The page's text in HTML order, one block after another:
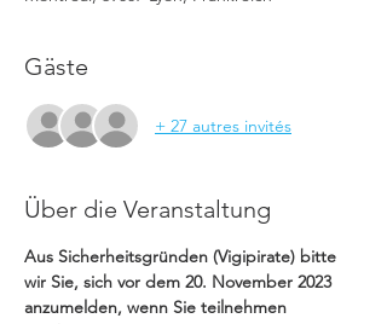
Gäste
+ 27 autres invités
Über die Veranstaltung
Aus Sicherheitsgründen (Vigipirate) bitte
wir Sie, sich vor dem 20. November 2023
anzumelden, wenn Sie teilnehmen